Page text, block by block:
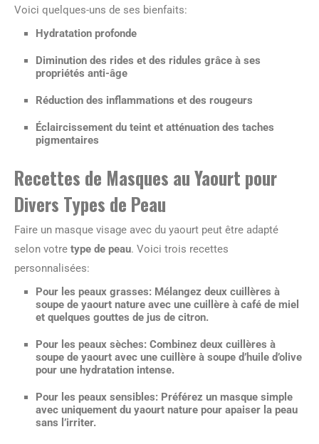
Voici quelques-uns de ses bienfaits:
Hydratation profonde
Diminution des rides et des ridules grâce à ses
propriétés anti-âge
Réduction des inflammations et des rougeurs
Éclaircissement du teint et atténuation des taches
pigmentaires
Recettes de Masques au Yaourt pour
Divers Types de Peau
Faire un masque visage avec du yaourt peut être adapté
selon votre type de peau. Voici trois recettes
personnalisées:
Pour les peaux grasses: Mélangez deux cuillères à
soupe de yaourt nature avec une cuillère à café de miel
et quelques gouttes de jus de citron.
Pour les peaux sèches: Combinez deux cuillères à
soupe de yaourt avec une cuillère à soupe d’huile d’olive
pour une hydratation intense.
Pour les peaux sensibles: Préférez un masque simple
avec uniquement du yaourt nature pour apaiser la peau
sans l’irriter.